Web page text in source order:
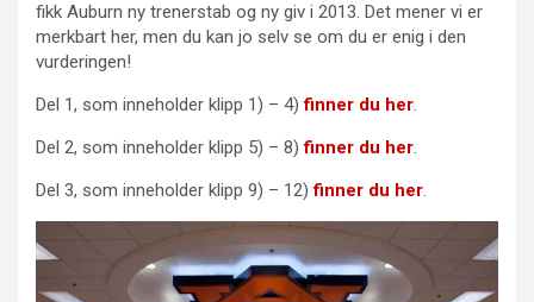
fikk Auburn ny trenerstab og ny giv i 2013. Det mener vi er
merkbart her, men du kan jo selv se om du er enig i den
vurderingen!
Del 1, som inneholder klipp 1) – 4)finner du her.
Del 2, som inneholder klipp 5) – 8)finner du her.
Del 3, som inneholder klipp 9) – 12)finner du her.